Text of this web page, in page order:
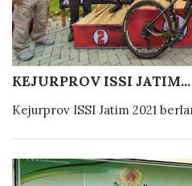
KEJURPROV ISSI JATIM...
Kejurprov ISSI Jatim 2021